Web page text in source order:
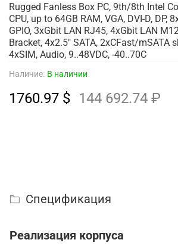
Наличие: В наличии
1760.97 $ 144 692.74 ₽
Rugged Fanless Box PC, 9th/8th Intel
CPU, up to 64GB RAM, VGA, DVI-D, DP,
GPIO, 3xGbit LAN RJ45, 4xGbit LAN
Bracket, 4x2.5" SATA, 2xCFast/mSATA
4xSIM, Audio, 9..48VDC, -40..70C
Спецификация
Реализация корпуса